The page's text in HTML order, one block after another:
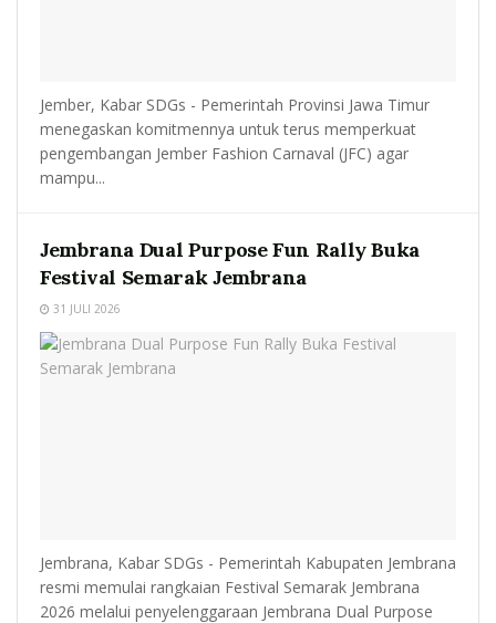
Jember, Kabar SDGs - Pemerintah Provinsi Jawa Timur
menegaskan komitmennya untuk terus memperkuat
pengembangan Jember Fashion Carnaval (JFC) agar
mampu...
Jembrana Dual Purpose Fun Rally Buka
Festival Semarak Jembrana
31 JULI 2026
Jembrana, Kabar SDGs - Pemerintah Kabupaten Jembrana
resmi memulai rangkaian Festival Semarak Jembrana
2026 melalui penyelenggaraan Jembrana Dual Purpose